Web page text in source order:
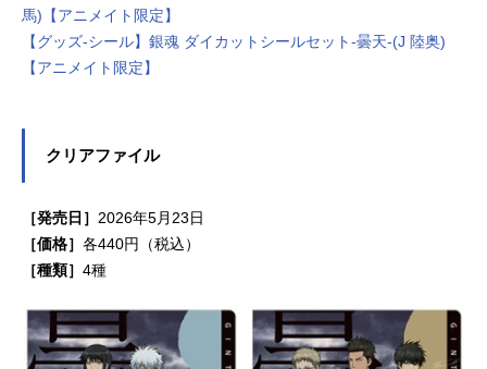
馬)【アニメイト限定】
【グッズ-シール】銀魂 ダイカットシールセット-曇天-(J 陸奥)
【アニメイト限定】
クリアファイル
［発売日］ 2026年5月23日
［価格］ 各440円（税込）
［種類］ 4種